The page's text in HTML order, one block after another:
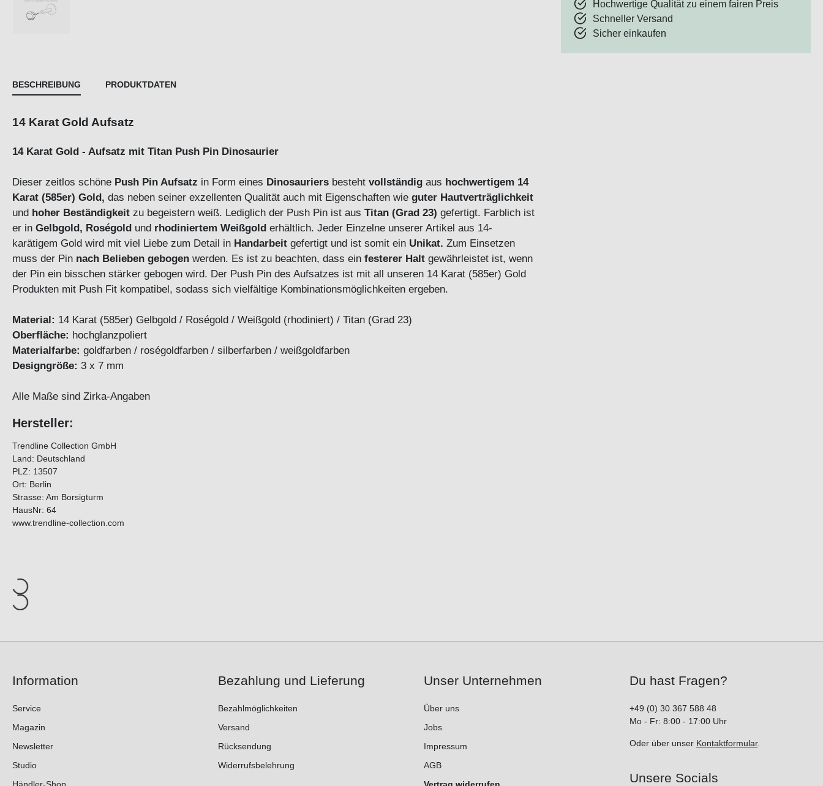
Hochwertige Qualität zu einem fairen Preis
Schneller Versand
Sicher einkaufen
BESCHREIBUNG PRODUKTDATEN
14 Karat Gold Aufsatz
14 Karat Gold - Aufsatz mit Titan Push Pin Dinosaurier
Dieser zeitlos schöne Push Pin Aufsatz in Form eines Dinosauriers besteht vollständig aus hochwertigem 14
Karat (585er) Gold, das neben seiner exzellenten Qualität auch mit Eigenschaften wie guter Hautverträglichkeit
und hoher Beständigkeit zu begeistern weiß. Lediglich der Push Pin ist aus Titan (Grad 23) gefertigt. Farblich ist
er in Gelbgold, Roségold und rhodiniertem Weißgold erhältlich. Jeder Einzelne unserer Artikel aus 14-
karätigem Gold wird mit viel Liebe zum Detail in Handarbeit gefertigt und ist somit ein Unikat. Zum Einsetzen
muss der Pin nach Belieben gebogen werden. Es ist zu beachten, dass ein festerer Halt gewährleistet ist, wenn
der Pin ein bisschen stärker gebogen wird. Der Push Pin des Aufsatzes ist mit all unseren 14 Karat (585er) Gold
Produkten mit Push Fit kompatibel, sodass sich vielfältige Kombinationsmöglichkeiten ergeben.
Material: 14 Karat (585er) Gelbgold / Roségold / Weißgold (rhodiniert) / Titan (Grad 23)
Oberfläche: hochglanzpoliert
Materialfarbe: goldfarben / roségoldfarben / silberfarben / weißgoldfarben
Designgröße: 3 x 7 mm
Alle Maße sind Zirka-Angaben
Hersteller:
Trendline Collection GmbH
Land: Deutschland
PLZ: 13507
Ort: Berlin
Strasse: Am Borsigturm
HausNr: 64
www.trendline-collection.com
Information
Service
Magazin
Newsletter
Studio
Bezahlung und Lieferung
Bezahlmöglichkeiten
Versand
Rücksendung
Widerrufsbelehrung
Unser Unternehmen
Über uns
Jobs
Impressum
AGB
Du hast Fragen?
+49 (0) 30 367 588 48
Mo - Fr: 8:00 - 17:00 Uhr
Oder über unser Kontaktformular.
Unsere Socials